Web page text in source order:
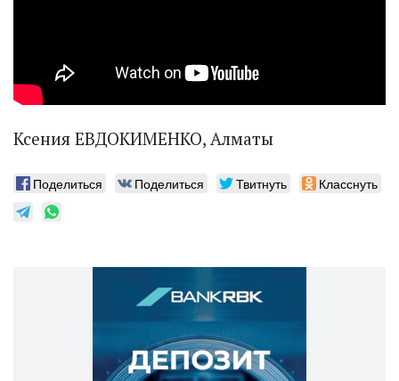
Ксения ЕВДОКИМЕНКО, Алматы
Поделиться Поделиться Твитнуть Класснуть